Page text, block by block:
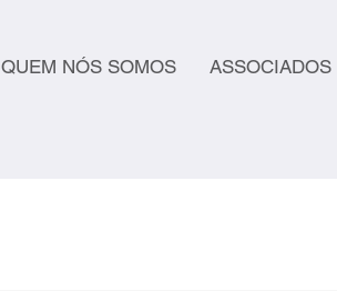
QUEM NÓS SOMOS ASSOCIADOS